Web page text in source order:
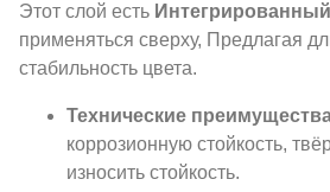
Этот слой есть
применяться сверху, Предлагая
стабильность цвета.
Технические
коррозионную стойкость,
износить стойкость.